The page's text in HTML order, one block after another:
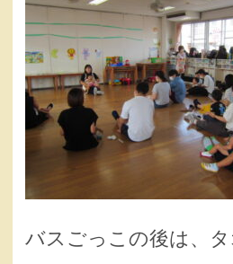
バスごっこの後は、